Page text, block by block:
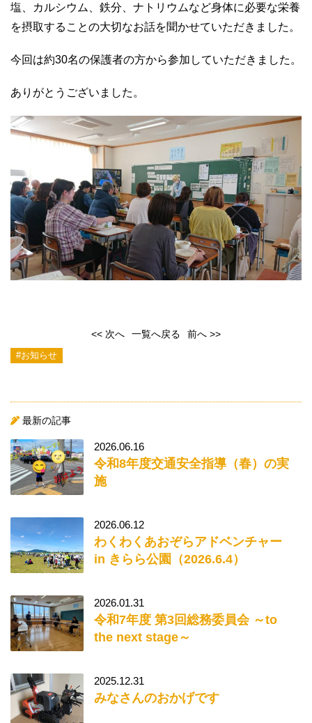
塩、カルシウム、鉄分、ナトリウムなど身体に必要な栄養
を摂取することの大切なお話を聞かせていただきました。
今回は約30名の保護者の方から参加していただきました。
ありがとうございました。
<< 次へ 一覧へ戻る 前へ >>
#お知らせ
最新の記事
2026.06.16
令和8年度交通安全指導（春）の実
施
2026.06.12
わくわくあおぞらアドベンチャー
in きらら公園（2026.6.4）
2026.01.31
令和7年度 第3回総務委員会 ～to
the next stage～
2025.12.31
みなさんのおかげです